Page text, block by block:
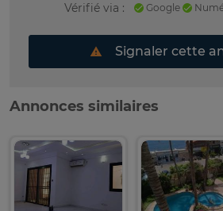
Vérifié via : Google
Signaler cette
Annonces similaires